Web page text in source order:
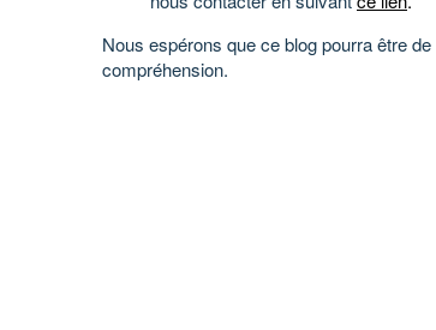
Nous espérons que ce blog pourra être
compréhension.